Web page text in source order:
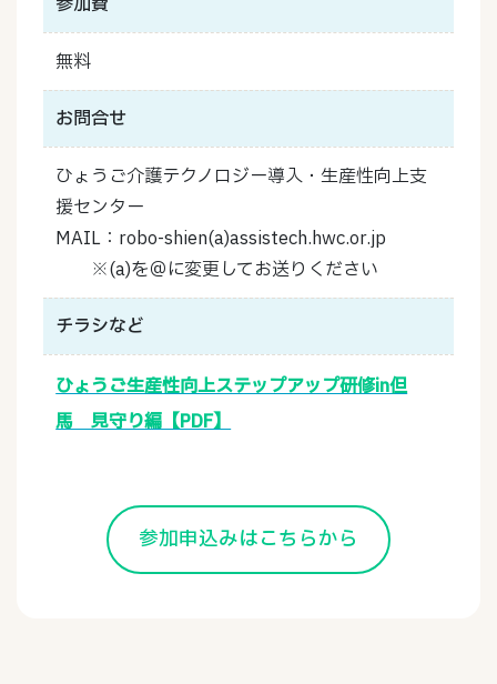
無料
お問合せ
ひょうご介護テクノロジー導入・生産性向上支
援センター
MAIL：robo-shien(a)assistech.hwc.or.jp
※(a)を＠に変更してお送りください
チラシなど
ひょうご生産性向上ステップアップ研修in但
馬 見守り編【PDF】
参加申込みはこちらから